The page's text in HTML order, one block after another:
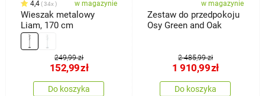
4,4 34x w magazynie
Wieszak metalowy
Liam, 170 cm
249,99 zł
152,99zł
Do koszyka
w magazynie
Zestaw do przedpokoju
Osy Green and Oak
2 485,99 zł
1 910,99zł
Do koszyka